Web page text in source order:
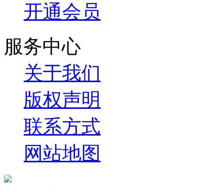
开通会员
服务中心
关于我们
版权声明
联系方式
网站地图